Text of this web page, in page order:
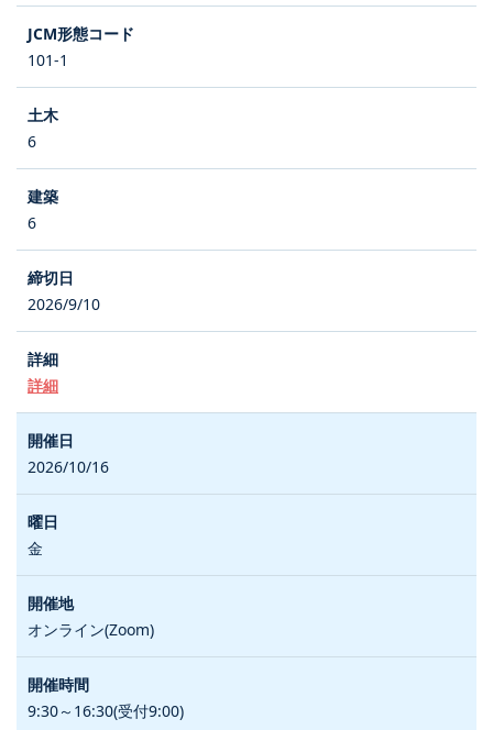
101-1
6
6
2026/9/10
詳細
2026/10/16
金
オンライン(Zoom)
9:30～16:30(受付9:00)